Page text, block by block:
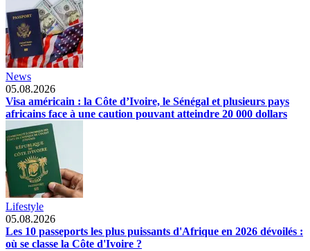
News
05.08.2026
Visa américain : la Côte d’Ivoire, le Sénégal et plusieurs pays
africains face à une caution pouvant atteindre 20 000 dollars
Lifestyle
05.08.2026
Les 10 passeports les plus puissants d'Afrique en 2026 dévoilés :
où se classe la Côte d'Ivoire ?